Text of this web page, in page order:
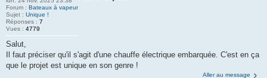
Forum : Bateaux à vapeur
Sujet : Unique !
Réponses : 7
Vues : 4779
Salut,
Il faut préciser qu'il s'agit d'une chauffe électrique embarquée. C'est en ça
que le projet est unique en son genre !
Aller au message